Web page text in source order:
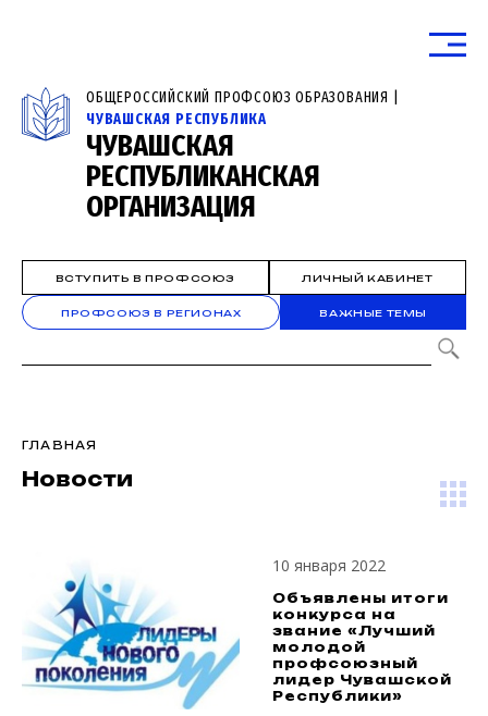
ОБЩЕРОССИЙСКИЙ ПРОФСОЮЗ ОБРАЗОВАНИЯ |
ЧУВАШСКАЯ РЕСПУБЛИКА
ЧУВАШСКАЯ
РЕСПУБЛИКАНСКАЯ
ОРГАНИЗАЦИЯ
ВСТУПИТЬ В ПРОФСОЮЗ ЛИЧНЫЙ КАБИНЕТ
ПРОФСОЮЗ В РЕГИОНАХ ВАЖНЫЕ ТЕМЫ
ГЛАВНАЯ
Новости
10 января 2022
Объявлены итоги
конкурса на
звание «Лучший
молодой
профсоюзный
лидер Чувашской
Республики»